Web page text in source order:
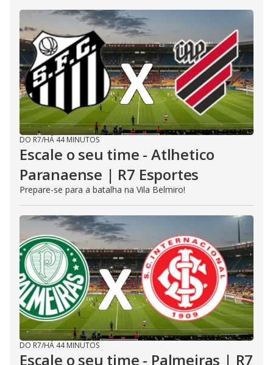
DO R7/HÁ 44 MINUTOS
Escale o seu time - Atlhetico
Paranaense | R7 Esportes
Prepare-se para a batalha na Vila Belmiro!
DO R7/HÁ 44 MINUTOS
Escale o seu time - Palmeiras | R7